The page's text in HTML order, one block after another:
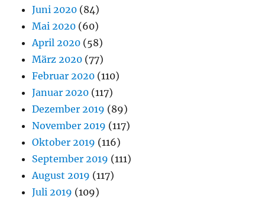
Juni 2020 (84)
Mai 2020 (60)
April 2020 (58)
März 2020 (77)
Februar 2020 (110)
Januar 2020 (117)
Dezember 2019 (89)
November 2019 (117)
Oktober 2019 (116)
September 2019 (111)
August 2019 (117)
Juli 2019 (109)